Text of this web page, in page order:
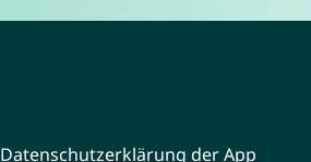
Datenschutzerklärung der App